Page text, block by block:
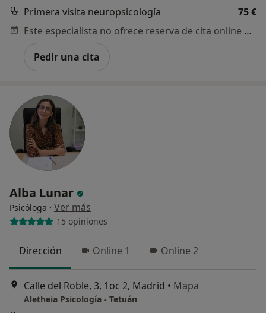
Primera visita neuropsicología
75 €
Este especialista no ofrece reserva de cita online en esta dirección.
Pedir una cita
Alba Lunar
Psicóloga · Ver más
15 opiniones
Dirección Online 1 Online 2
Calle del Roble, 3, 1oc 2, Madrid • Mapa
Aletheia Psicología - Tetuán